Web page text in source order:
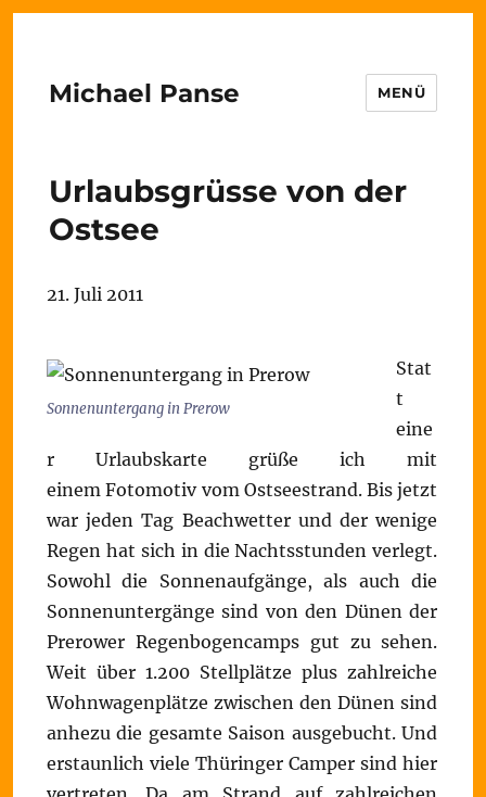
Michael Panse MENÜ
Urlaubsgrüsse von der
Ostsee
21. Juli 2011
Sonnenuntergang in Prerow
Stat
t
eine
r Urlaubskarte grüße ich mit
einem Fotomotiv vom Ostseestrand. Bis jetzt
war jeden Tag Beachwetter und der wenige
Regen hat sich in die Nachtsstunden verlegt.
Sowohl die Sonnenaufgänge, als auch die
Sonnenuntergänge sind von den Dünen der
Prerower Regenbogencamps gut zu sehen.
Weit über 1.200 Stellplätze plus zahlreiche
Wohnwagenplätze zwischen den Dünen sind
anhezu die gesamte Saison ausgebucht. Und
erstaunlich viele Thüringer Camper sind hier